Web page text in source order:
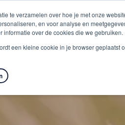
te verzamelen over hoe je met onze
en voor analyse en
over de cookies die we gebruiken.
een kleine cookie in je browser geplaatst
Over Renske